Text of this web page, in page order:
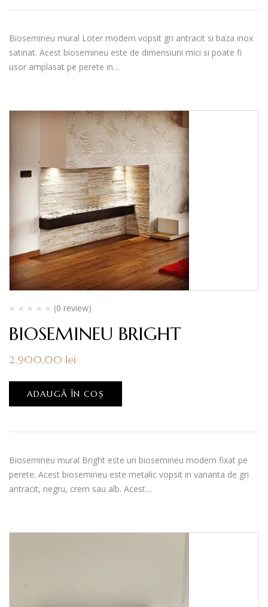
Biosemineu mural Loter modern vopsit gri antracit si baza inox
satinat. Acest biosemineu este de dimensiuni mici si poate fi
usor amplasat pe perete in…
(0 review)
BIOSEMINEU BRIGHT
2.900,00 lei
ADAUGĂ ÎN COȘ
Biosemineu mural Bright este un biosemineu modern fixat pe
perete. Acest biosemineu este metalic vopsit in varianta de gri
antracit, negru, crem sau alb. Acest…